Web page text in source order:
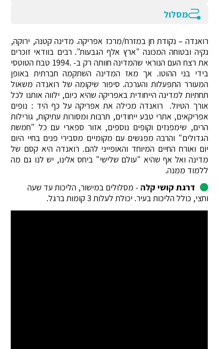
מסלול
רואנדה – נקודת חן במזרח/מרכז אפריקה. מדינה קטנה, ירוקה,
נקיה ובטוחה המכונה "ארץ אלף הגבעות". רבים בוודאי זוכרים
את רצח העם הנוראי שהמדינה חוותה רק ב- .1994 טבח הטוטסי
בידי בני ההוטו. אך מאז המדינה השתקמה חברתית באופן
המעורר התפעלות והערכה. סיפור שיקומה של רואנדה משאול
תחתיות למדינה הייחודית באפריקה שהיא כיום, ילווה אותנו לכל
אורך הטיול. רואנדה מכילה את אפריקה על כף היד : נופים
אפריקאים, אתרי טבע ייחודים, תרבות ומסורות עתיקות, גורילות
הרים, שימפנזים וקופים נוספים, אזור ספארי עם כל "חמשת
הגדולים" והרבה מפגשים עם מקומיים מסבירי פנים בחיי היום
יום ואורח החיים המיוחד והאופייני להם. רואנדה היא קסם של
מדינה ואל אף שהיא "עולם שלישי" ביחס אלינו, יש לנו גם מה
ללמוד ממנה.
דרגת קושי קלה - מסלולים במישור, הליכות עד שעה
וחצי, כולל הליכות בעיר. יכולת לעלות 3 קומות ברגל.